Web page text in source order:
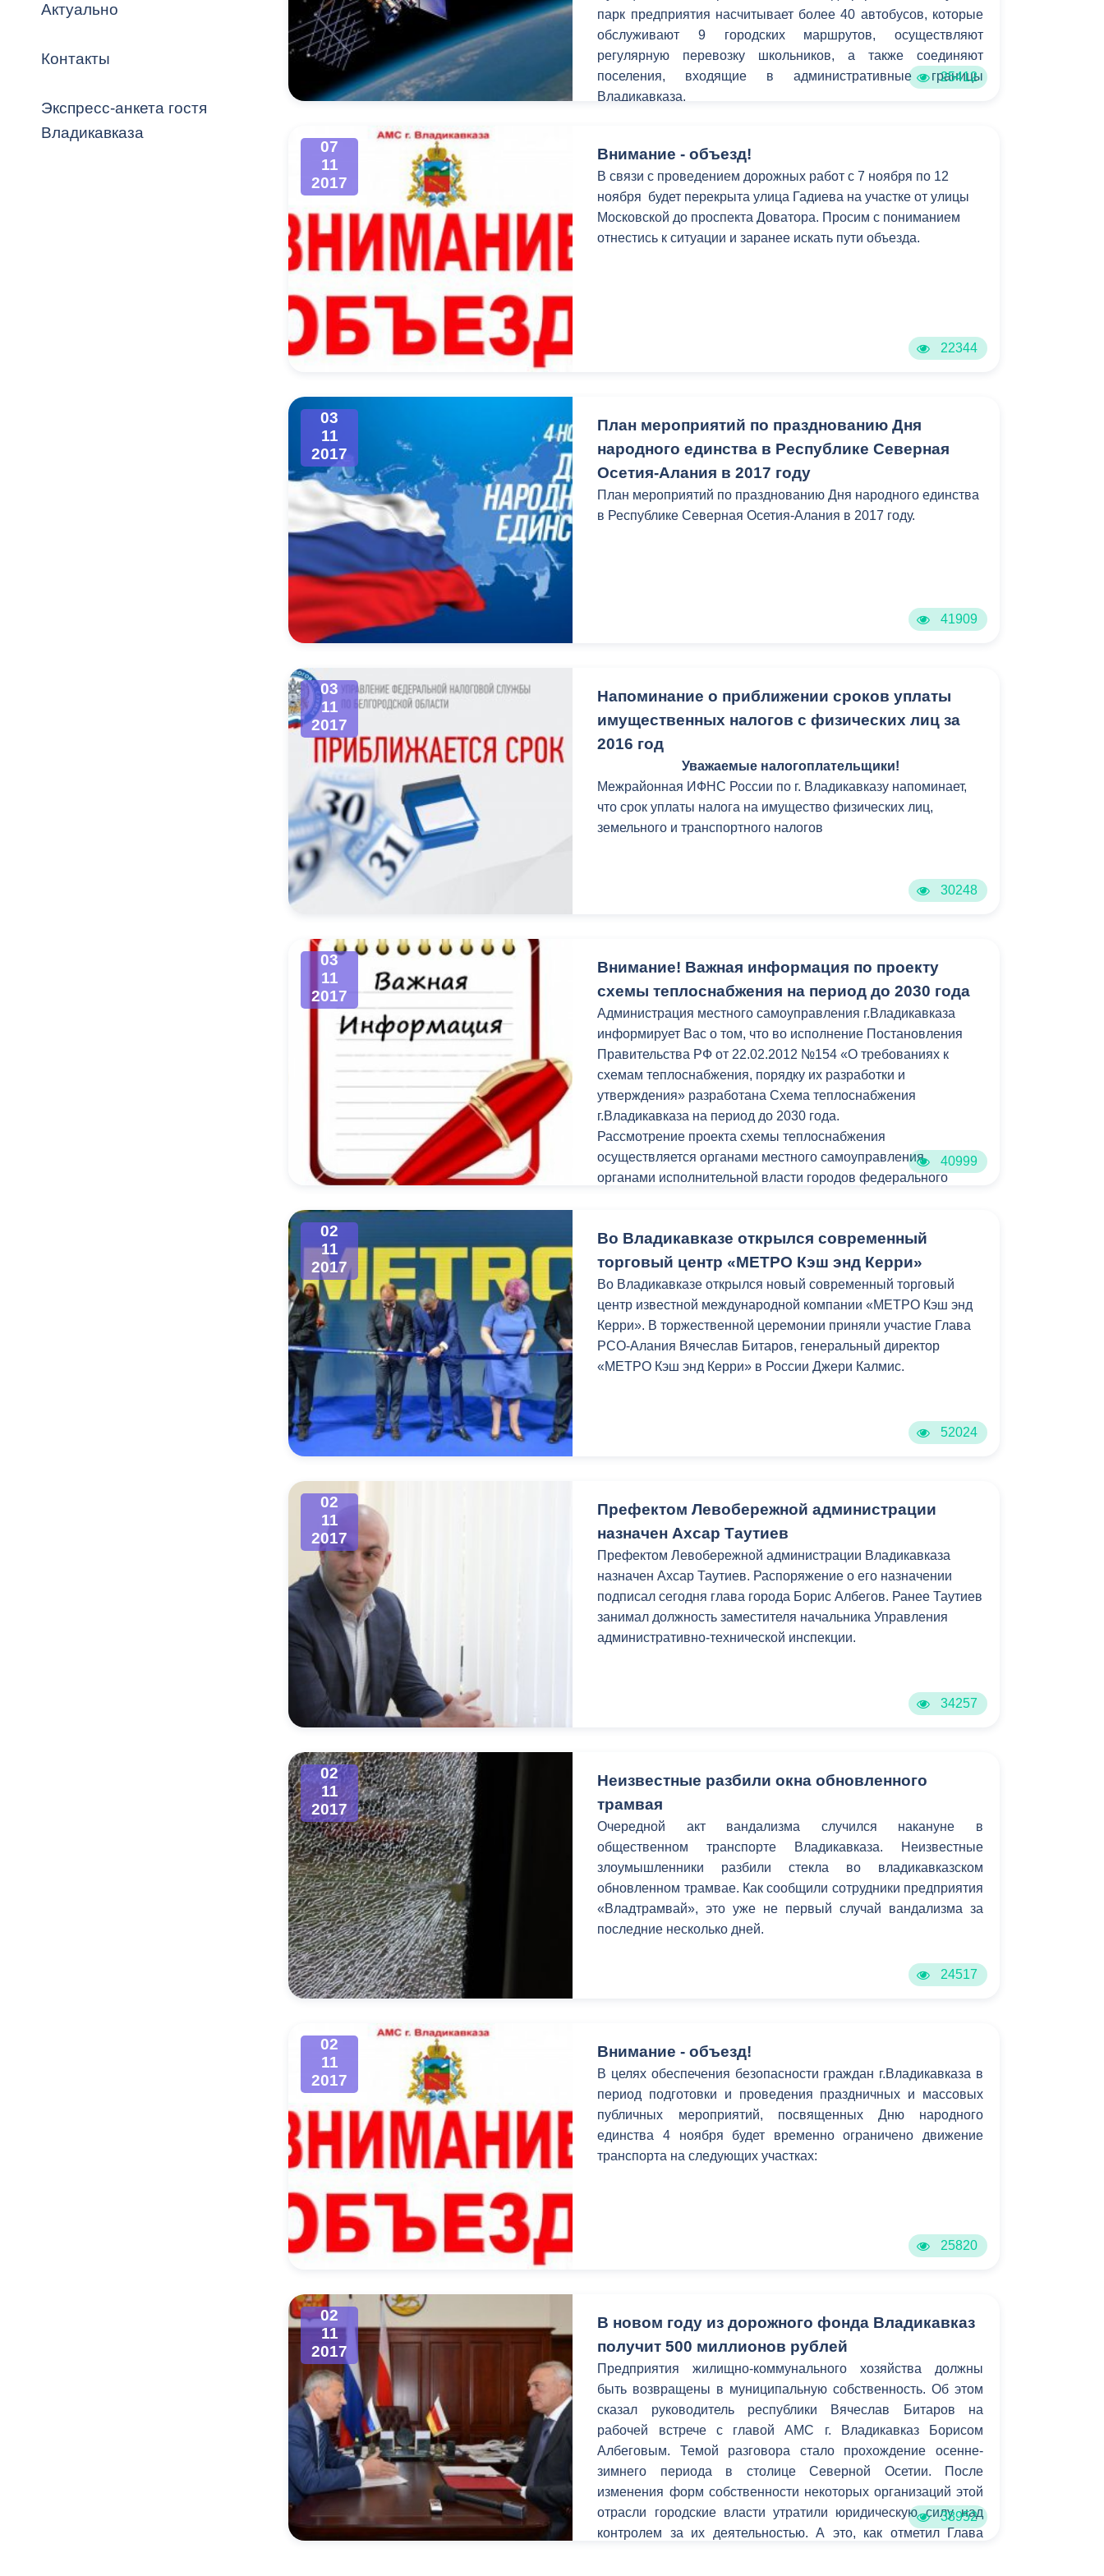
Владикавказ
Распоряжения, постановления Кадровая политика Противодействие коррупции
ОРВ и экспертиза НПА Контактная информация Градостроительная деятельность
Оценка деятельности органов
Списки граждан, состоящих на
г. Владикавказ
Пространственные сведения
Открытые данные
Общественное обсуждение
документов стратегического
планирования
Гражданская оборона в
чрезвычайных ситуациях
Информация о результатах
проверок
Порядок обжалования решений и
действий органов местного
Муниципальный контроль
Актуально
Контакты
Экспресс-анкета гостя
Владикавказа
парк предприятия насчитывает более 40 автобусов, которые
обслуживают 9 городских маршрутов, осуществляют
регулярную перевозку школьников, а также соединяют
поселения, входящие в административные границы
Владикавказа.
25412
07
11
2017
Внимание - объезд!
В связи с проведением дорожных работ с 7 ноября по 12
ноября будет перекрыта улица Гадиева на участке от улицы
Московской до проспекта Доватора. Просим с пониманием
отнестись к ситуации и заранее искать пути объезда.
22344
03
11
2017
План мероприятий по празднованию Дня
народного единства в Республике Северная
Осетия-Алания в 2017 году
План мероприятий по празднованию Дня народного единства
в Республике Северная Осетия-Алания в 2017 году.
41909
03
11
2017
Напоминание о приближении сроков уплаты
имущественных налогов с физических лиц за
2016 год
Уважаемые налогоплательщики!
Межрайонная ИФНС России по г. Владикавказу напоминает,
что срок уплаты налога на имущество физических лиц,
земельного и транспортного налогов
30248
03
11
2017
Внимание! Важная информация по проекту
схемы теплоснабжения на период до 2030 года
Администрация местного самоуправления г.Владикавказа
информирует Вас о том, что во исполнение Постановления
Правительства РФ от 22.02.2012 №154 «О требованиях к
схемам теплоснабжения, порядку их разработки и
утверждения» разработана Схема теплоснабжения
г.Владикавказа на период до 2030 года.
Рассмотрение проекта схемы теплоснабжения
осуществляется органами местного самоуправления,
органами исполнительной власти городов федерального
40999
02
11
2017
Во Владикавказе открылся современный
торговый центр «МЕТРО Кэш энд Керри»
Во Владикавказе открылся новый современный торговый
центр известной международной компании «МЕТРО Кэш энд
Керри». В торжественной церемонии приняли участие Глава
РСО-Алания Вячеслав Битаров, генеральный директор
«МЕТРО Кэш энд Керри» в России Джери Калмис.
52024
02
11
2017
Префектом Левобережной администрации
назначен Ахсар Таутиев
Префектом Левобережной администрации Владикавказа
назначен Ахсар Таутиев. Распоряжение о его назначении
подписал сегодня глава города Борис Албегов. Ранее Таутиев
занимал должность заместителя начальника Управления
административно-технической инспекции.
34257
02
11
2017
Неизвестные разбили окна обновленного
трамвая
Очередной акт вандализма случился накануне в
общественном транспорте Владикавказа. Неизвестные
злоумышленники разбили стекла во владикавказском
обновленном трамвае. Как сообщили сотрудники предприятия
«Владтрамвай», это уже не первый случай вандализма за
последние несколько дней.
24517
02
11
2017
Внимание - объезд!
В целях обеспечения безопасности граждан г.Владикавказа в
период подготовки и проведения праздничных и массовых
публичных мероприятий, посвященных Дню народного
единства 4 ноября будет временно ограничено движение
транспорта на следующих участках:
25820
02
11
2017
В новом году из дорожного фонда Владикавказ
получит 500 миллионов рублей
Предприятия жилищно-коммунального хозяйства должны
быть возвращены в муниципальную собственность. Об этом
сказал руководитель республики Вячеслав Битаров на
рабочей встрече с главой АМС г. Владикавказ Борисом
Албеговым. Темой разговора стало прохождение осенне-
зимнего периода в столице Северной Осетии. После
изменения форм собственности некоторых организаций этой
отрасли городские власти утратили юридическую силу над
контролем за их деятельностью. А это, как отметил Глава
38952